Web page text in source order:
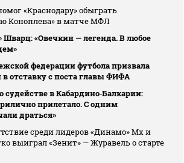
«Краснодару» обыграть
Коноплева» в матче МФЛ
Шварц: «Овечкин — легенда. В любое
федерации футбола призвала
отставку с поста главы ФИФА
судействе в Кабардино‑Балкарии:
прилетало. С одним
драться»
среди лидеров «Динамо» Мх и
выиграл «Зенит» — Журавель о старте